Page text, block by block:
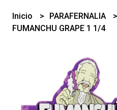
Inicio PARAFERNALIA
FUMANCHU GRAPE 1 1/4